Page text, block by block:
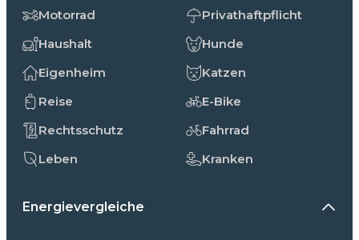
Motorrad
Haushalt
Eigenheim
Reise
Rechtsschutz
Leben
Privathaftpflicht
Hunde
Katzen
E-Bike
Fahrrad
Kranken
Energievergleiche